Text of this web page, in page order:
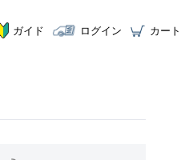
ガイド ログイン カート